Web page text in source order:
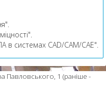
в системах CAD/CAM/CAE".
Павловського, 1 (раніше -